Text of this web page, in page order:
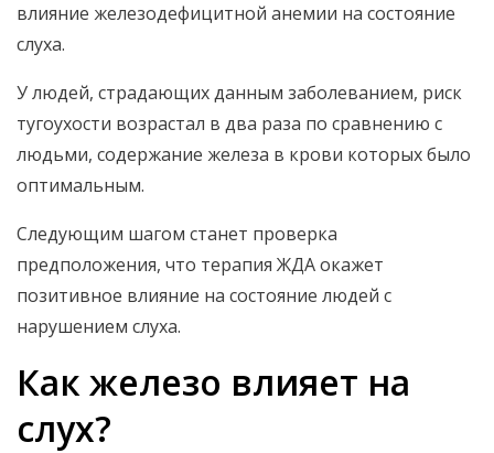
влияние железодефицитной анемии на состояние
слуха.
У людей, страдающих данным заболеванием, риск
тугоухости возрастал в два раза по сравнению с
людьми, содержание железа в крови которых было
оптимальным.
Следующим шагом станет проверка
предположения, что терапия ЖДА окажет
позитивное влияние на состояние людей с
нарушением слуха.
Как железо влияет на
слух?